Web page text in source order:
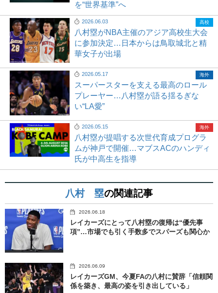
を“世界基準”へ
2026.06.03
八村塁がNBA主催のアジア高校生大会
に参加決定…日本からは鳥取城北と精
華女子が出場
高校
2026.05.17
スーパースターを支える最高のロール
プレーヤー…八村塁が語る揺るぎな
い“LA愛”
海外
2026.05.15
八村塁が提唱する次世代育成プログラ
ムが神戸で開催…マブスACのハンディ
氏が中高生を指導
海外
八村 塁の関連記事
2026.06.18
レイカーズにとって八村塁の復帰は“優先事
項”…市場でも引く手数多でスパーズも関心か
2026.06.09
レイカーズGM、今夏FAの八村に賛辞「信頼関
係を築き、最高の姿を引き出している」